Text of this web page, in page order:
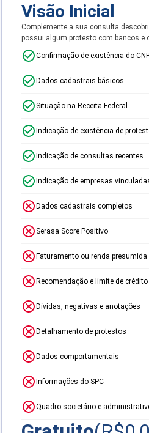
Visão Inicial
Complemente a sua consulta
possui algum protesto com bancos e
Confirmação de existência do
Dados cadastrais básicos
Situação na Receita Federal
Indicação de existência de
Indicação de consultas recentes
Indicação de empresas
Dados cadastrais completos
Serasa Score Positivo
Faturamento ou renda presumida
Recomendação e limite de crédito
Dívidas, negativas e anotações
Detalhamento de protestos
Dados comportamentais
Informações do SPC
Quadro societário e